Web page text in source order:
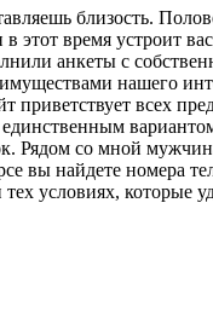
близость.
этот время устроит
анкеты с
нашего
всех
Рядом со мной
вы найдете номера
условиях, которые